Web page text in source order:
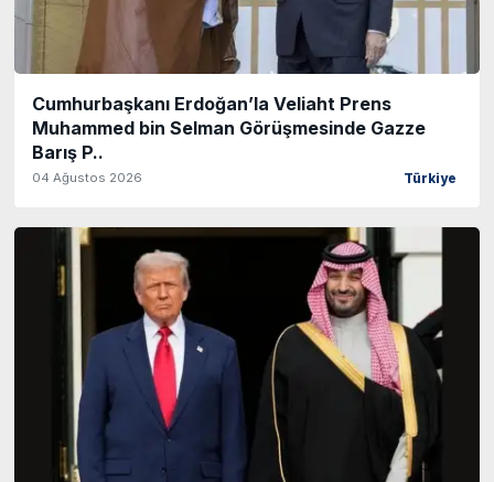
Cumhurbaşkanı Erdoğan’la Veliaht Prens
Muhammed bin Selman Görüşmesinde Gazze
Barış P..
04 Ağustos 2026 Türkiye